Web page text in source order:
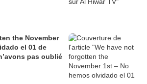
the November
el 01 de
pas oublié